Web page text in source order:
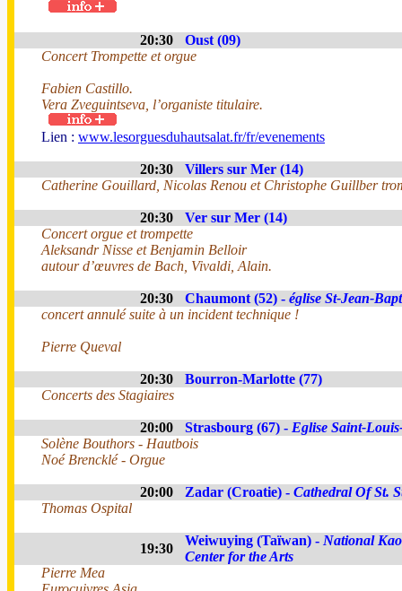
20:30
Oust (09)
Concert Trompette et orgue
Fabien Castillo.
Vera Zveguintseva, l’organiste titulaire.
Lien : www.lesorguesduhautsalat.fr/fr/evenements
20:30
Villers sur Mer (14)
Catherine Gouillard, Nicolas Renou et Christophe Guillber
20:30
Ver sur Mer (14)
Concert orgue et trompette
Aleksandr Nisse et Benjamin Belloir
autour d’œuvres de Bach, Vivaldi, Alain.
20:30 Chaumont (52) - église St-Jean-
concert annulé suite à un incident technique !
Pierre Queval
20:30
Bourron-Marlotte (77)
Concerts des Stagiaires
20:00 Strasbourg (67) - Eglise Saint-
Solène Bouthors - Hautbois
Noé Brencklé - Orgue
20:00 Zadar (Croatie) - Cathedral Of St.
Thomas Ospital
19:30
Weiwuying (Taïwan) - National
Center for the Arts
Pierre Mea